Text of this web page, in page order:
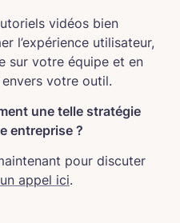
vidéos bien
l’expérience utilisateur,
sur votre équipe et en
envers votre outil.
une telle stratégie
entreprise ?
pour discuter
appel ici.